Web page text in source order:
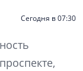
Сегодня в 07:30